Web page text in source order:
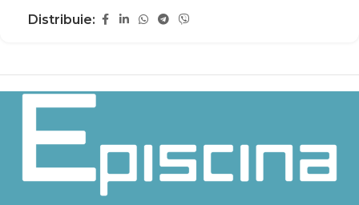
Distribuie: